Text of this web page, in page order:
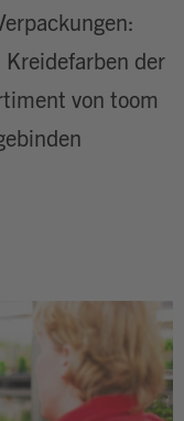
Kreidefarben der
von toom